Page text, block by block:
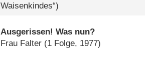
Waisenkindes“)
Ausgerissen! Was nun?
Frau Falter (1 Folge, 1977)